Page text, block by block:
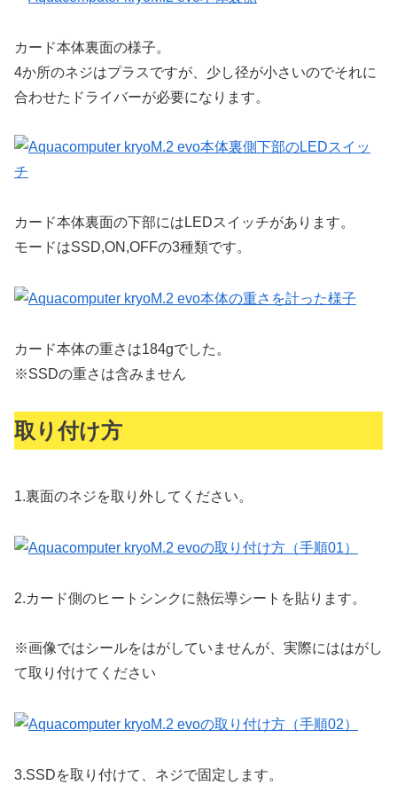
カード本体裏面の様子。
4か所のネジはプラスですが、少し径が小さいのでそれに
合わせたドライバーが必要になります。
カード本体裏面の下部にはLEDスイッチがあります。
モードはSSD,ON,OFFの3種類です。
カード本体の重さは184gでした。
※SSDの重さは含みません
取り付け方
1.裏面のネジを取り外してください。
2.カード側のヒートシンクに熱伝導シートを貼ります。
※画像ではシールをはがしていませんが、実際にははがし
て取り付けてください
3.SSDを取り付けて、ネジで固定します。